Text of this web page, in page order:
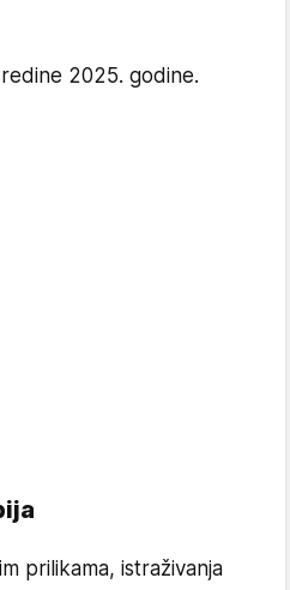
2025. godine.
prilikama, istraživanja